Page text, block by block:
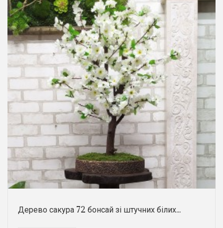
Дерево сакура 72 бонсай зі штучних білих...